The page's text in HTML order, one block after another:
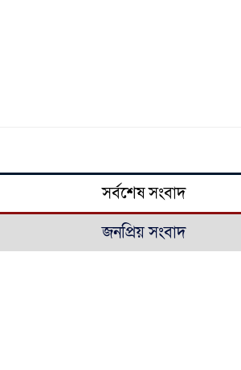
সর্বশেষ সংবাদ
জনপ্রিয় সংবাদ